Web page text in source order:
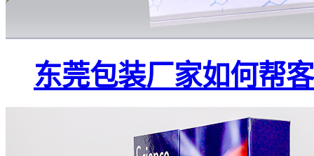
东莞包装厂家如何帮